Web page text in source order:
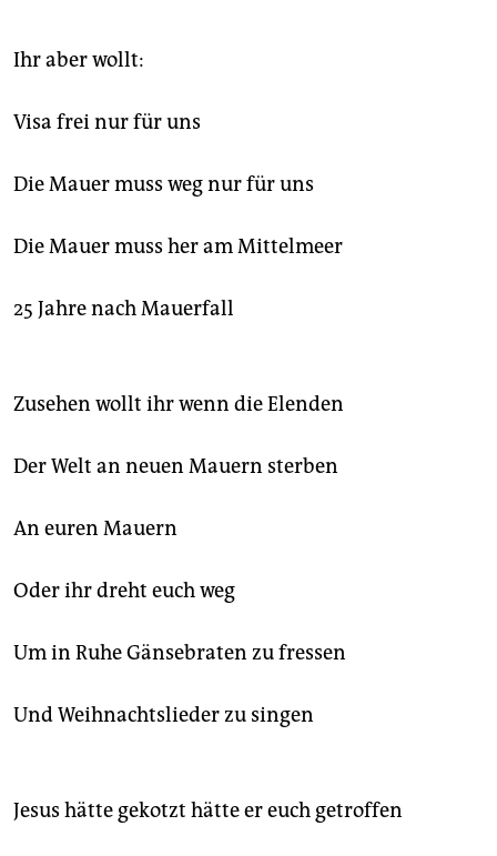
Ihr aber wollt:
Visa frei nur für uns
Die Mauer muss weg nur für uns
Die Mauer muss her am Mittelmeer
25 Jahre nach Mauerfall
Zusehen wollt ihr wenn die Elenden
Der Welt an neuen Mauern sterben
An euren Mauern
Oder ihr dreht euch weg
Um in Ruhe Gänsebraten zu fressen
Und Weihnachtslieder zu singen
Jesus hätte gekotzt hätte er euch getroffen